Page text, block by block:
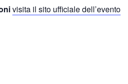
visita il sito ufficiale dell’evento